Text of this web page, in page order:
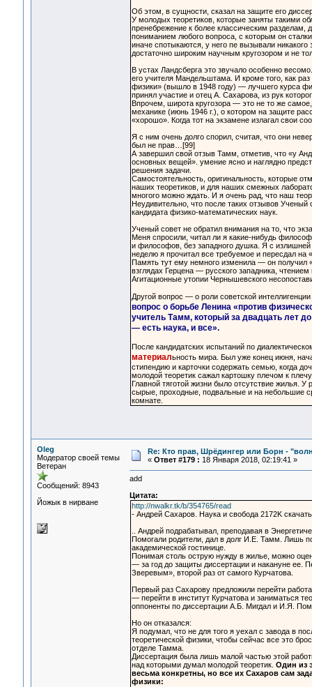
Об этом, в сущности, сказал на защите его
У молодых теоретиков, которые заняты такими
пренебрежение к более классическим разделам,
пониманием любого вопроса, с которым он
иначе спотыкаются, у него пе вызывали
достаточно широким научным кругозором и не
В устах Ландсберга это звучало особенно
его учителя Мандельштама. И кроме того, как
физики» (вышло в 1948 году) — лучшего курса
принял участие и отец А. Сахарова, из рук
Впрочем, широта кругозора — это не то же
механике (июнь 1946 г.), о котором на защите
«хорошо». Когда тот на экзамене излагал свои
Я с ним очень долго спорил, считая, что они
был не прав…[99]
А завершил свой отзыв Тамм, отметив, что «у
основных вещей». умение ясно и наглядно
решения задачи.
Самостоятельность, оригинальность, которые
наших теоретиков, и для наших смежных
многого можно ждать. И я очень рад, что наш
Неудивительно, что после таких отзывов
кандидата физико-математических наук.
Ученый совет не обратил внимания на то, что
Меня спросили, читал ли я какие-нибудь
и философов, без западного душка. Я с
неделю я прочитал все требуемое и пересдал на
Память тут ему немного изменила — он
взглядах Герцена — русского западника,
Агитационные утопии Чернышевского
Другой вопрос — о роли советской
вопрос о борьбе Ленина «против
учитель Тамм, который за двадцать лет
— есть наука, и все».
После кандидатских испытаний по
материальность мира. Был уже конец июня,
стипендию и карточки содержать семью, когда
молодой теоретик сажал картошку плечом к
Главной тяготой жизни было отсутствие
сырые, проходные, подвальные и на небольшие
комнате.
Oleg
Модератор своей темы
Ветеран
Сообщений: 8943
Йожык в нирване
Re: Кто прав, Шрёдингер или Борн -
« Ответ #179 : 18 Января 2018, 02:19:41 »
add
Цитата:
http://nwalkr.tk/b/354765/read
- Андрей Сахаров. Наука и свобода 2172K
.. Андрей подрабатывал, преподавая в
Помогали родители, дал в долг И.Е. Тамм. Лишь
академической гостинице.
Понимая столь острую нужду в жилье, можно
— за год до защиты диссертации и накануне ее.
Зверевым», второй раз от самого Курчатова.
Первый раз Сахарову предложили перейти
— перейти в институт Курчатова и заниматься
оппоненты по диссертации А.Б. Мигдал и И.Я.
Но он отказался:
Я подумал, что не для того я уехал с завода в
теоретической физики, чтобы сейчас все это
отделе Тамма.
Диссертация была лишь малой частью этой
над которыми думал молодой теоретик. Один из
весьма конкретны, но все их Сахаров сам
физики: